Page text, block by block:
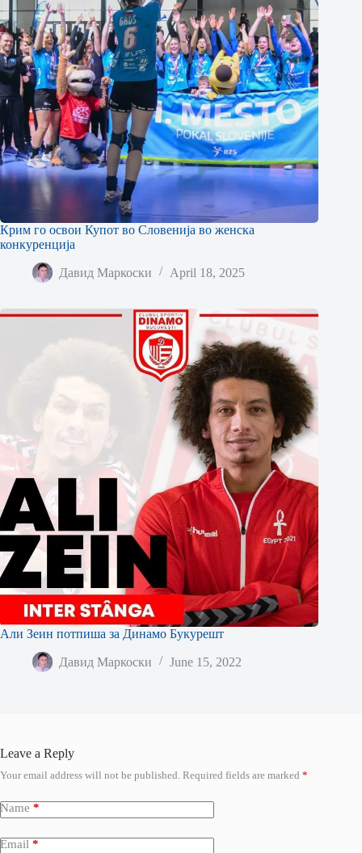
Крим го освои Купот во Словенија во женска
конкуренција
Давид Маркоски April 18, 2025
Али Зеин потпиша за Динамо Букурешт
Давид Маркоски June 15, 2022
Leave a Reply
Your email address will not be published. Required fields are marked *
Name *
Email *